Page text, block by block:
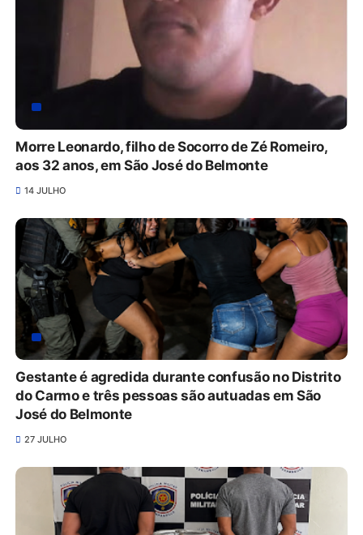
Morre Leonardo, filho de Socorro de Zé Romeiro,
aos 32 anos, em São José do Belmonte
14 JULHO
Gestante é agredida durante confusão no Distrito
do Carmo e três pessoas são autuadas em São
José do Belmonte
27 JULHO